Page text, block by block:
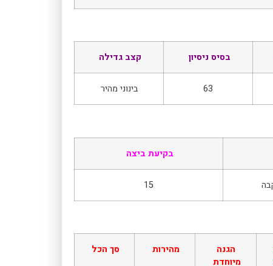
בסיס ניסיון קצב גדילה
63 בינוני מהיר
בקיעת ביצה
15
הגנה
מיוחדת
מהירות סך הכל